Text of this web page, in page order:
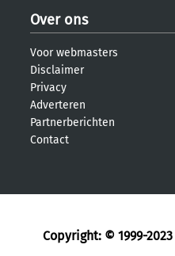
Over ons
Voor webmasters
Disclaimer
Privacy
Adverteren
Partnerberichten
Contact
Copyright: © 1999-2023